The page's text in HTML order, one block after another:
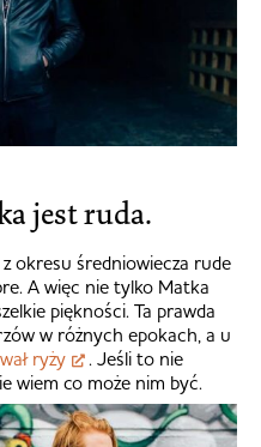
jest ruda.
okresu średniowiecza rude
A więc nie tylko Matka
piękności. Ta prawda
w różnych epokach, a u
ryży
. Jeśli to nie
wiem co może nim być.